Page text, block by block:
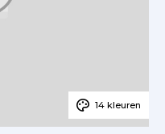
14 kleuren